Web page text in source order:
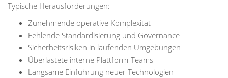
Typische Herausforderungen:
Zunehmende operative Komplexität
Fehlende Standardisierung und Governance
Sicherheitsrisiken in laufenden Umgebungen
Überlastete interne Plattform-Teams
Langsame Einführung neuer Technologien